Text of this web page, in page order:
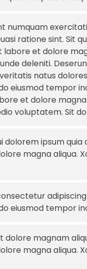
numquam
ratione sint. Sit
et dolore
deleniti.
natus
eiusmod tempor
et dolore
voluptatem. Sit
dolorem ipsum
magna aliqua.
eiusmod tempor
magnam
magna aliqua.